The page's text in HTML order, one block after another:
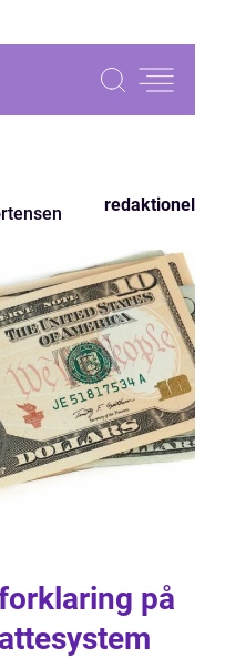
redaktionel
på